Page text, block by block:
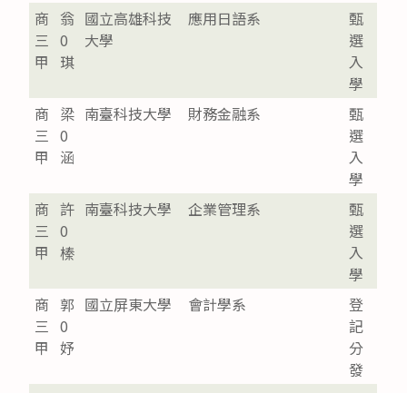
商
三
甲
翁
0
琪
國立高雄科技
大學
應用日語系
甄
選
入
學
商
三
甲
梁
0
涵
南臺科技大學 財務金融系
甄
選
入
學
商
三
甲
許
0
榛
南臺科技大學 企業管理系
甄
選
入
學
商
三
甲
郭
0
妤
國立屏東大學 會計學系
登
記
分
發